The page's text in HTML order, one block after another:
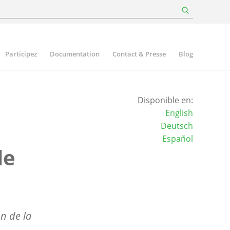
Participez Documentation Contact & Presse Blog
de la
Disponible en:
English
Deutsch
Español